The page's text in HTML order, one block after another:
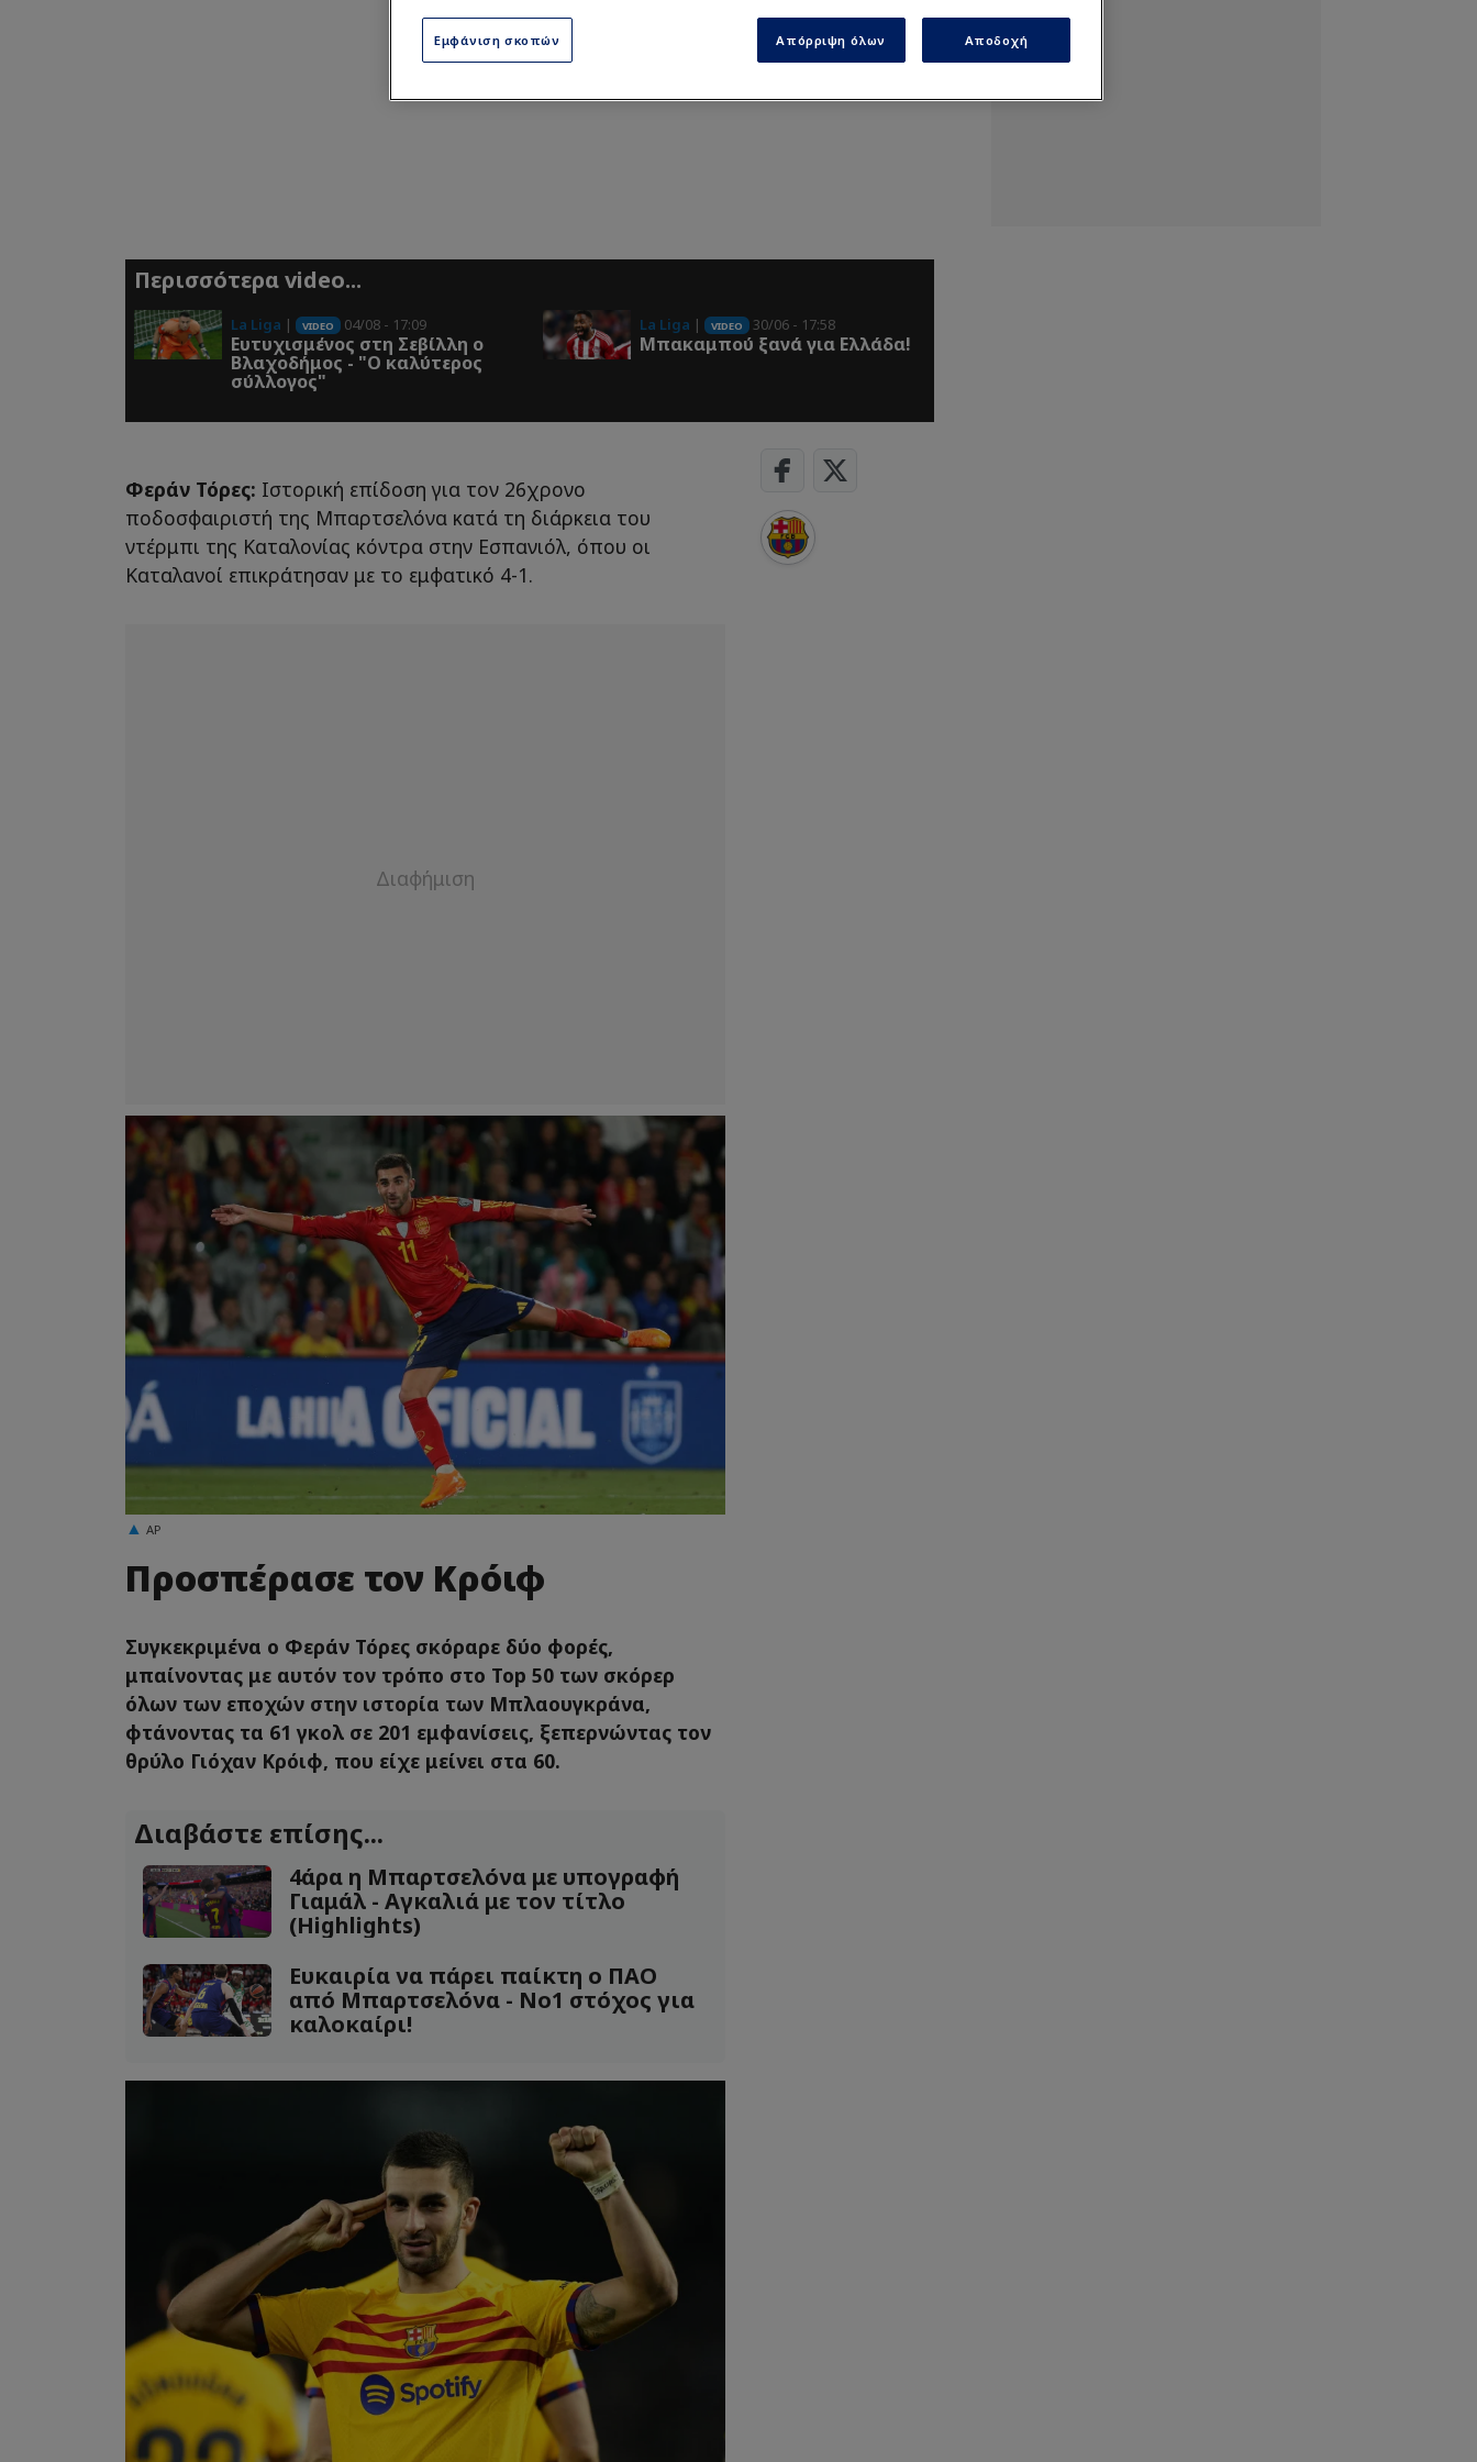
Περισσότερα video...
La Liga | VIDEO 04/08 - 17:09
Ευτυχισμένος στη Σεβίλλη ο
Βλαχοδήμος - "Ο καλύτερος
σύλλογος"
La Liga | VIDEO 30/06 - 17:58
Μπακαμπού ξανά για Ελλάδα!
Φεράν Τόρες: Ιστορική επίδοση για τον 26χρονο
ποδοσφαιριστή της Μπαρτσελόνα κατά τη διάρκεια του
ντέρμπι της Καταλονίας κόντρα στην Εσπανιόλ, όπου οι
Καταλανοί επικράτησαν με το εμφατικό 4-1.
AP
Προσπέρασε τον Κρόιφ
Συγκεκριμένα ο Φεράν Τόρες σκόραρε δύο φορές,
μπαίνοντας με αυτόν τον τρόπο στο Top 50 των σκόρερ
όλων των εποχών στην ιστορία των Μπλαουγκράνα,
φτάνοντας τα 61 γκολ σε 201 εμφανίσεις, ξεπερνώντας τον
θρύλο Γιόχαν Κρόιφ, που είχε μείνει στα 60.
Διαβάστε επίσης...
4άρα η Μπαρτσελόνα με υπογραφή
Γιαμάλ - Αγκαλιά με τον τίτλο
(Highlights)
Ευκαιρία να πάρει παίκτη ο ΠΑΟ
από Μπαρτσελόνα - Νο1 στόχος για
καλοκαίρι!
Εμφάνιση σκοπών Απόρριψη όλων Αποδοχή